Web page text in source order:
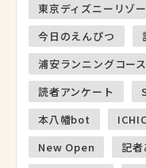
東京ディズニーリゾ
今日のえんぴつ
浦安ランニングコース
読者アンケート
本八幡bot
New Open
記者